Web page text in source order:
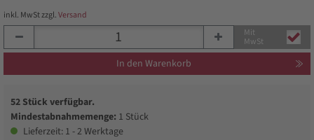
inkl. MwSt zzgl.Versand
Mit
MwSt
In den Warenkorb
52 Stück verfügbar.
Mindestabnahmemenge: 1 Stück
Lieferzeit: 1 - 2 Werktage